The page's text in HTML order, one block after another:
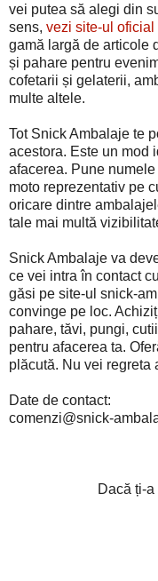
vei putea să alegi din
sens, vezi site-ul
gamă largă de articole
și pahare pentru
cofetarii și gelaterii,
multe altele.
Tot Snick Ambalaje te
acestora. Este un mod
afacerea. Pune
moto reprezentativ pe
oricare dintre
tale mai multă
Snick Ambalaje va
ce vei intra în contact
găsi pe site-ul snick-
convinge pe loc.
pahare, tăvi, pungi,
pentru afacerea ta.
plăcută. Nu vei regreta
Date de contact:
comenzi@snick-
Dacă ți-